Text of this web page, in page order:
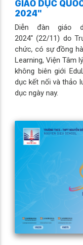
GIÁO DỤC
2024"
Diễn đàn giáo
2024" (22/11) do
chức, có sự đồng
Learning, Viện Tâm
không biên giới
dục kết nối và thảo
dục ngày nay.